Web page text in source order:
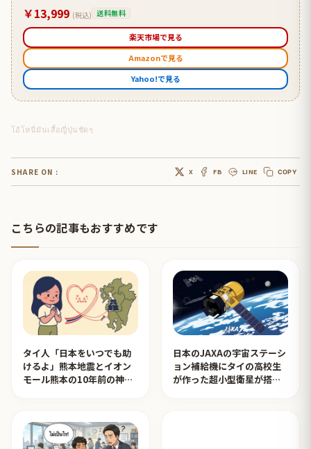
￥13,999 (税込) 送料無料
楽天市場で見る
Amazonで見る
Yahoo!で見る
โอ้โหนี่มันเสื้อญี่ปุ่นชัดๆ
SHARE ON : X FB LINE COPY
こちらの記事もおすすめです
タイ人「日本をいつでも助
けるよ」熊本地震とイオン
モール熊本の10年前の神対
日本のJAXAの宇宙ステーシ
ョン補給機にタイの高校生
が作った超小型衛星が搭載